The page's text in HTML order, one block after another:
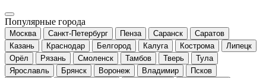
Популярные города
Москва Санкт-Петербург Пенза Саранск
Саратов
Казань
Краснодар Белгород Калуга Кострома
Липецк
Орёл
Рязань Смоленск Тамбов Тверь
Тула
Ярославль
Брянск Воронеж Владимир
Псков